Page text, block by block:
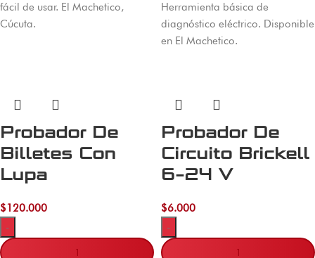
fácil de usar. El Machetico,
Cúcuta.
Herramienta básica de
diagnóstico eléctrico. Disponible
en El Machetico.
Probador De
Billetes Con
Lupa
$120.000
-
Probador De
Circuito Brickell
6-24 V
$6.000
-